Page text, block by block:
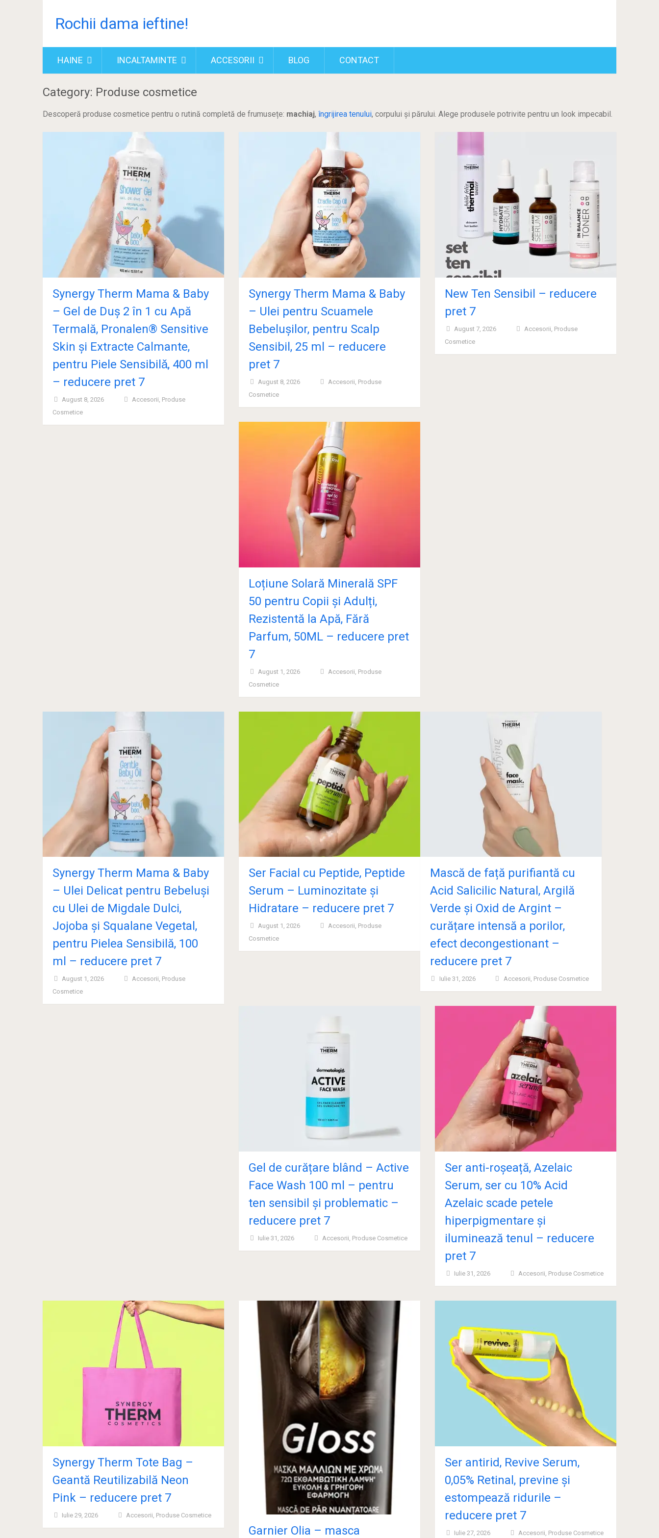
Rochii dama ieftine!
HAINE INCALTAMINTE ACCESORII BLOG CONTACT
Category: Produse cosmetice
Descoperă produse cosmetice pentru o rutină completă de frumusețe: machiaj, îngrijirea tenului, corpului și părului. Alege produsele potrivite pentru un look impecabil.
Synergy Therm Mama & Baby
– Gel de Duș 2 în 1 cu Apă
Termală, Pronalen® Sensitive
Skin și Extracte Calmante,
pentru Piele Sensibilǎ, 400 ml
– reducere pret 7
August 8, 2026 Accesorii Produse
Cosmetice
Synergy Therm Mama & Baby
– Ulei pentru Scuamele
Bebelușilor, pentru Scalp
Sensibil, 25 ml – reducere
pret 7
August 8, 2026 Accesorii Produse
Cosmetice
New Ten Sensibil – reducere
pret 7
August 7, 2026 Accesorii Produse
Cosmetice
Loțiune Solară Minerală SPF
50 pentru Copii și Adulți,
Rezistentă la Apă, Fără
Parfum, 50ML – reducere pret
7
August 1, 2026 Accesorii Produse
Cosmetice
Synergy Therm Mama & Baby
– Ulei Delicat pentru Bebeluși
cu Ulei de Migdale Dulci,
Jojoba și Squalane Vegetal,
pentru Pielea Sensibilă, 100
ml – reducere pret 7
August 1, 2026 Accesorii, Produse
Cosmetice
Ser Facial cu Peptide, Peptide
Serum – Luminozitate și
Hidratare – reducere pret 7
August 1, 2026 Accesorii, Produse
Cosmetice
Mască de față purifiantă cu
Acid Salicilic Natural, Argilă
Verde și Oxid de Argint –
curățare intensă a porilor,
efect decongestionant –
reducere pret 7
Iulie 31, 2026 Accesorii, Produse Cosmetice
Gel de curățare blând – Active
Face Wash 100 ml – pentru
ten sensibil și problematic –
reducere pret 7
Iulie 31, 2026 Accesorii, Produse Cosmetice
Ser anti-roșeață, Azelaic
Serum, ser cu 10% Acid
Azelaic scade petele
hiperpigmentare și
iluminează tenul – reducere
pret 7
Iulie 31, 2026 Accesorii, Produse Cosmetice
Synergy Therm Tote Bag –
Geantă Reutilizabilă Neon
Pink – reducere pret 7
Iulie 29, 2026 Accesorii Produse Cosmetice
Garnier Olia – masca
Ser antirid, Revive Serum,
0,05% Retinal, previne și
estompează ridurile –
reducere pret 7
Iulie 27, 2026 Accesorii Produse Cosmetice